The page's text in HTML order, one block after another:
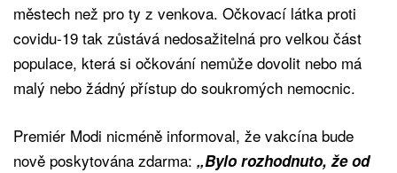
městech než pro ty z venkova. Očkovací látka proti
covidu-19 tak zůstává nedosažitelná pro velkou část
populace, která si očkování nemůže dovolit nebo má
malý nebo žádný přístup do soukromých nemocnic.
Premiér Modi nicméně informoval, že vakcína bude
nově poskytována zdarma: „Bylo rozhodnuto, že od